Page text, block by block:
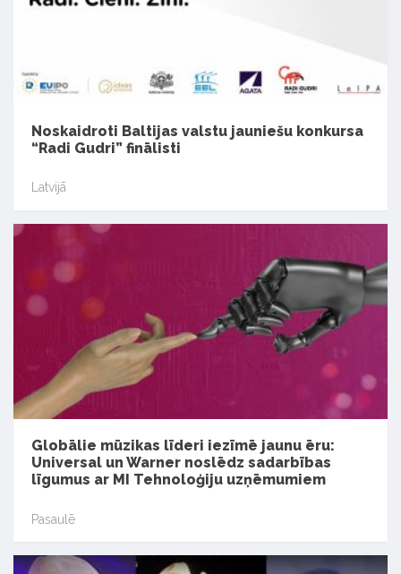
Noskaidroti Baltijas valstu jauniešu konkursa
“Radi Gudri” finālisti
Latvijā
Globālie mūzikas līderi iezīmē jaunu ēru:
Universal un Warner noslēdz sadarbības
līgumus ar MI Tehnoloģiju uzņēmumiem
Pasaulē